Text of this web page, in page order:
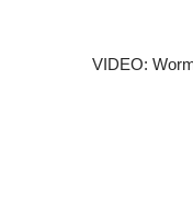
VIDEO: